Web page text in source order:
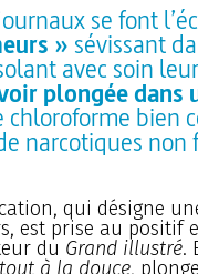
se font
» sévissant
avec soin
plongée dans
chloroforme bien
narcotiques non
qui désigne
est prise au positif
du Grand illustré.
tout à la douce,